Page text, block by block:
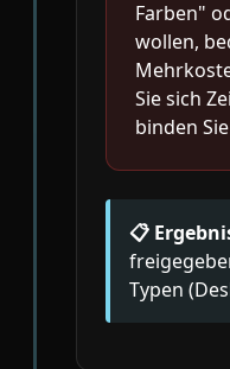
Farben"
wollen,
Sie sich
binden
📋
Typen